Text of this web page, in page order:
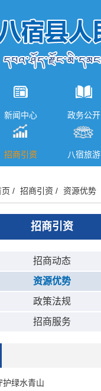
新闻中心 政务公开
招商引资 八宿旅游
/ 招商引资 / 资源优势
招商引资
招商动态
资源优势
政策法规
招商服务
护绿水青山